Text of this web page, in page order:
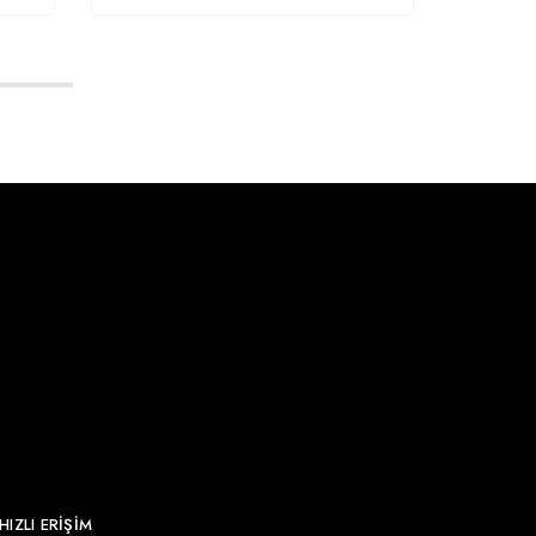
HIZLI ERİŞİM